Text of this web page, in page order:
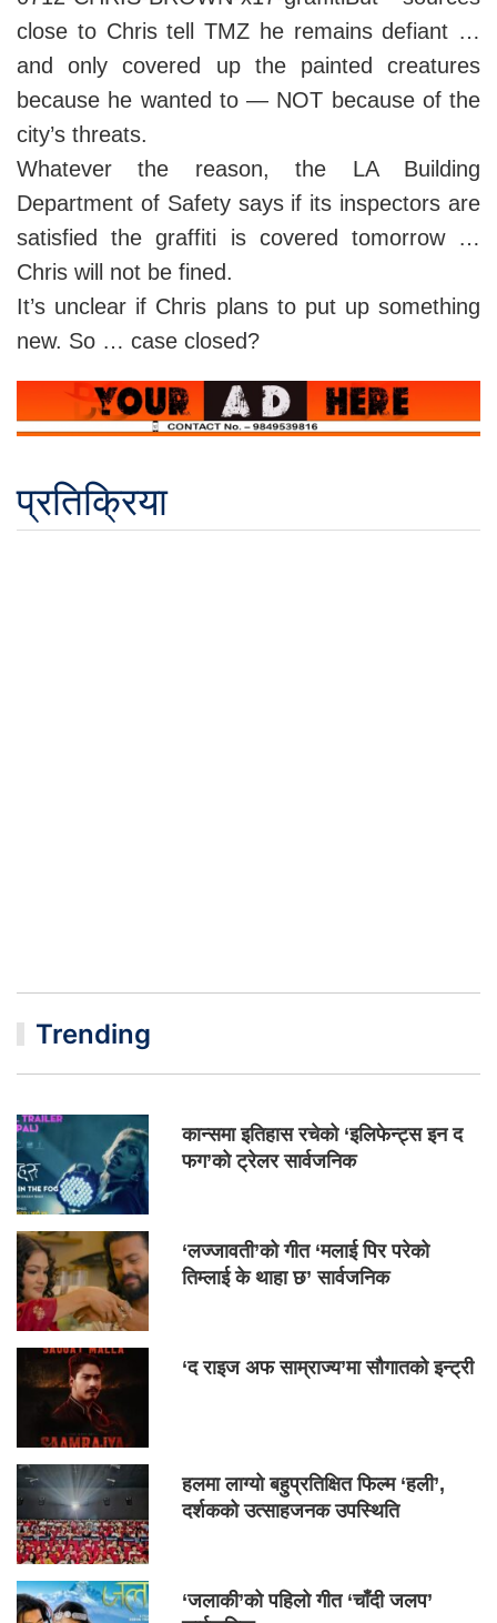
close to Chris tell TMZ he remains defiant …
and only covered up the painted creatures
because he wanted to — NOT because of the
city’s threats.
Whatever the reason, the LA Building
Department of Safety says if its inspectors are
satisfied the graffiti is covered tomorrow …
Chris will not be fined.
It’s unclear if Chris plans to put up something
new. So … case closed?
प्रतिक्रिया
Trending
कान्समा इतिहास रचेको ‘इलिफेन्ट्स इन द
फग’को ट्रेलर सार्वजनिक
‘लज्जावती’को गीत ‘मलाई पिर परेको
तिम्लाई के थाहा छ’ सार्वजनिक
‘द राइज अफ साम्राज्य’मा सौगातको इन्ट्री
हलमा लाग्यो बहुप्रतिक्षित फिल्म ‘हली’,
दर्शकको उत्साहजनक उपस्थिति
‘जलाकी’को पहिलो गीत ‘चाँदी जलप’